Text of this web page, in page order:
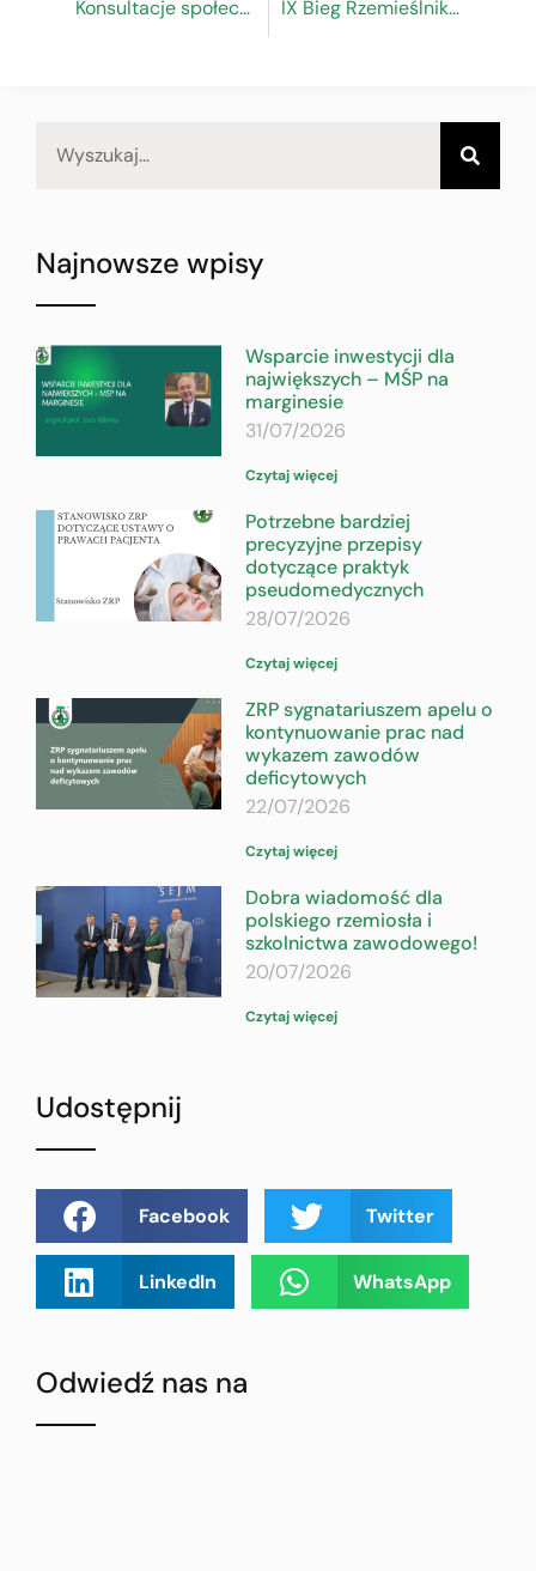
Konsultacje społeczne dokumentacji naboru „Akademia HR” IX Bieg Rzemieślnika – podsumowanie
Najnowsze wpisy
Wsparcie inwestycji dla
największych – MŚP na
marginesie
31/07/2026
Czytaj więcej
Potrzebne bardziej
precyzyjne przepisy
dotyczące praktyk
pseudomedycznych
28/07/2026
Czytaj więcej
ZRP sygnatariuszem apelu o
kontynuowanie prac nad
wykazem zawodów
deficytowych
22/07/2026
Czytaj więcej
Dobra wiadomość dla
polskiego rzemiosła i
szkolnictwa zawodowego!
20/07/2026
Czytaj więcej
Udostępnij
Facebook Twitter
LinkedIn WhatsApp
Odwiedź nas na